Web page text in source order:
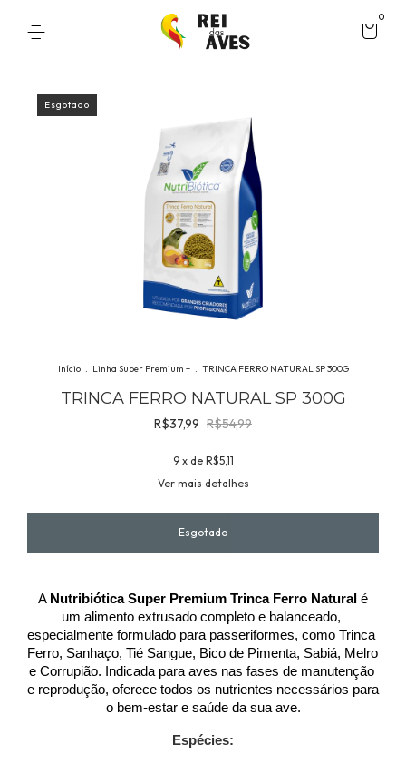
0
Esgotado
Início Linha Super Premium + TRINCA FERRO NATURAL SP 300G
TRINCA FERRO NATURAL SP 300G
R$37,99 R$54,99
9 x de R$5,11
Ver mais detalhes
A Nutribiótica Super Premium Trinca Ferro Natural é
um alimento extrusado completo e balanceado,
especialmente formulado para passeriformes, como Trinca
Ferro, Sanhaço, Tié Sangue, Bico de Pimenta, Sabiá, Melro
e Corrupião. Indicada para aves nas fases de manutenção
e reprodução, oferece todos os nutrientes necessários para
o bem-estar e saúde da sua ave.
Espécies: